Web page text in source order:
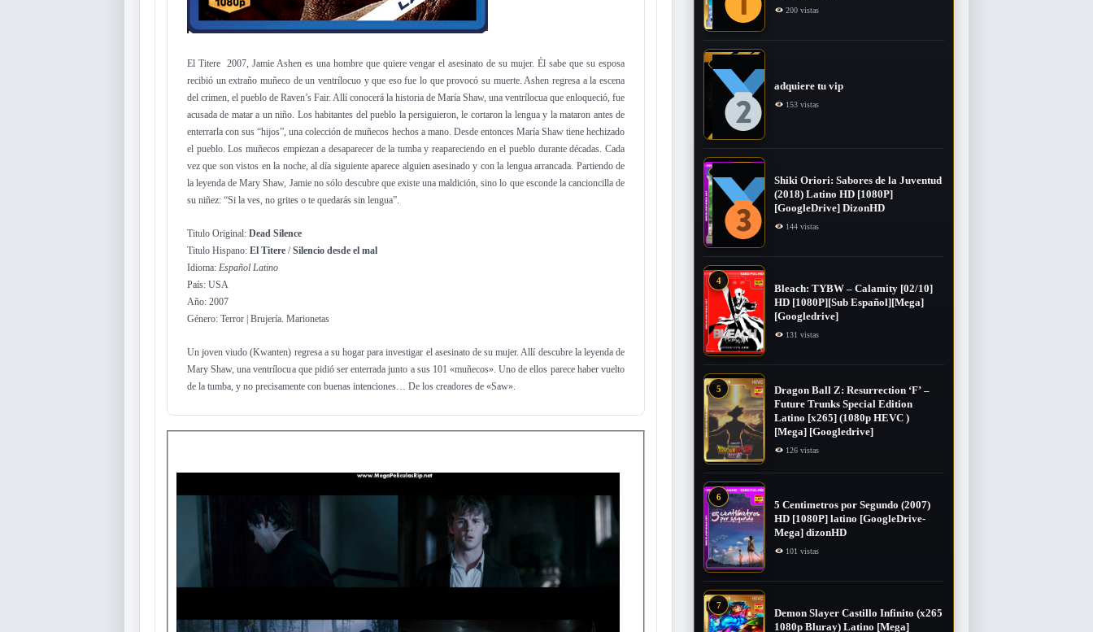
El Titere 2007, Jamie Ashen es una hombre que quiere vengar el asesinato de su mujer. Él sabe que su esposa
recibió un extraño muñeco de un ventrílocuo y que eso fue lo que provocó su muerte. Ashen regresa a la escena
del crimen, el pueblo de Raven’s Fair. Allí conocerá la historia de María Shaw, una ventrílocua que enloqueció, fue
acusada de matar a un niño. Los habitantes del pueblo la persiguieron, le cortaron la lengua y la mataron antes de
enterrarla con sus “hijos”, una colección de muñecos hechos a mano. Desde entonces María Shaw tiene hechizado
el pueblo. Los muñecos empiezan a desaparecer de la tumba y reapareciendo en el pueblo durante décadas. Cada
vez que son vistos en la noche, al día siguiente aparece alguien asesinado y con la lengua arrancada. Partiendo de
la leyenda de Mary Shaw, Jamie no sólo descubre que existe una maldición, sino lo que esconde la cancioncilla de
su niñez: “Si la ves, no grites o te quedarás sin lengua”.
Titulo Original: Dead Silence
Titulo Hispano: El Titere /Silencio desde el mal
Idioma: Español Latino
País: USA
Año: 2007
Género: Terror | Brujería. Marionetas
Un joven viudo (Kwanten) regresa a su hogar para investigar el asesinato de su mujer. Allí descubre la leyenda de
Mary Shaw, una ventrílocua que pidió ser enterrada junto a sus 101 «muñecos». Uno de ellos parece haber vuelto
de la tumba, y no precisamente con buenas intenciones… De los creadores de «Saw».
200 vistas
adquiere tu vip
153 vistas
Shiki Oriori: Sabores de la Juventud
(2018) Latino HD [1080P]
[GoogleDrive] DizonHD
144 vistas
4
Bleach: TYBW – Calamity [02/10]
HD [1080P][Sub Español][Mega]
[Googledrive]
131 vistas
5
Dragon Ball Z: Resurrection ‘F’ –
Future Trunks Special Edition
Latino [x265] (1080p HEVC )
[Mega] [Googledrive]
126 vistas
6
5 Centimetros por Segundo (2007) ​
HD [1080P] latino [GoogleDrive-
Mega] dizonHD
101 vistas
7
Demon Slayer Castillo Infinito (x265
1080p Bluray) Latino [Mega]